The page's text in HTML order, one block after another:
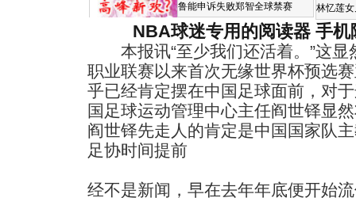
鲁能申诉失败郑智全球禁赛
林忆莲
NBA球迷专用的阅读器 手机
本报讯“至少我们还活着。”这显
职业联赛以来首次无缘世界杯预选
乎已经肯定摆在中国足球面前，对
国足球运动管理中心主任阎世铎显
阎世铎先走人的肯定是中国国家队
足协时间提前
经不是新闻，早在去年年底便开始